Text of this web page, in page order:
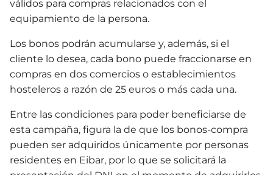
válidos para compras relacionados con el
equipamiento de la persona.
Los bonos podrán acumularse y, además, si el
cliente lo desea, cada bono puede fraccionarse en
compras en dos comercios o establecimientos
hosteleros a razón de 25 euros o más cada una.
Entre las condiciones para poder beneficiarse de
esta campaña, figura la de que los bonos-compra
pueden ser adquiridos únicamente por personas
residentes en Eibar, por lo que se solicitará la